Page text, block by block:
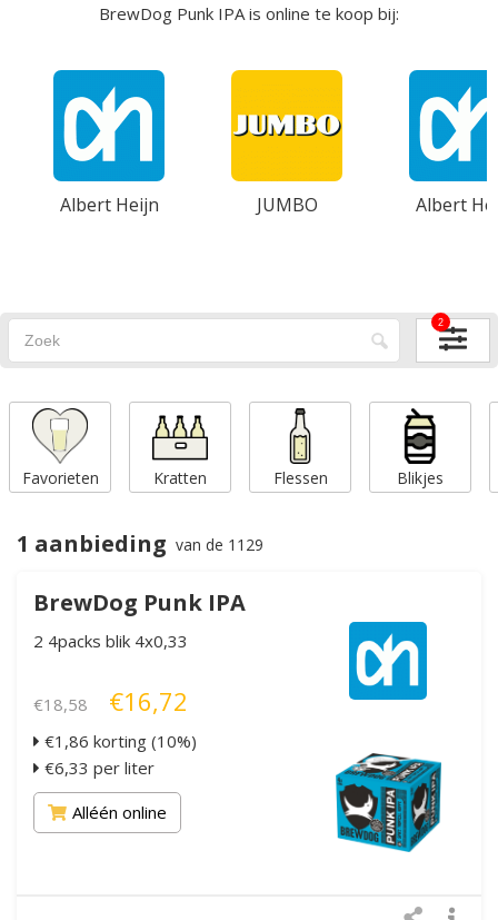
BrewDog Punk IPA is online te koop bij:
Albert Heijn JUMBO Albert
2
Favorieten Kratten Flessen Blikjes
1 aanbieding van de 1129
BrewDog Punk IPA
2 4packs blik 4x0,33
€18,58 €16,72
€1,86 korting (10%)
€6,33 per liter
Alléén online